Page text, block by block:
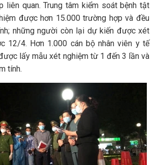
liên quan. Trung tâm kiểm soát bệnh tật
được hơn 15.000 trường hợp và đều
những người còn lại dự kiến được xét
12/4. Hơn 1.000 cán bộ nhân viên y tế
lấy mẫu xét nghiệm từ 1 đến 3 lần và
tính.